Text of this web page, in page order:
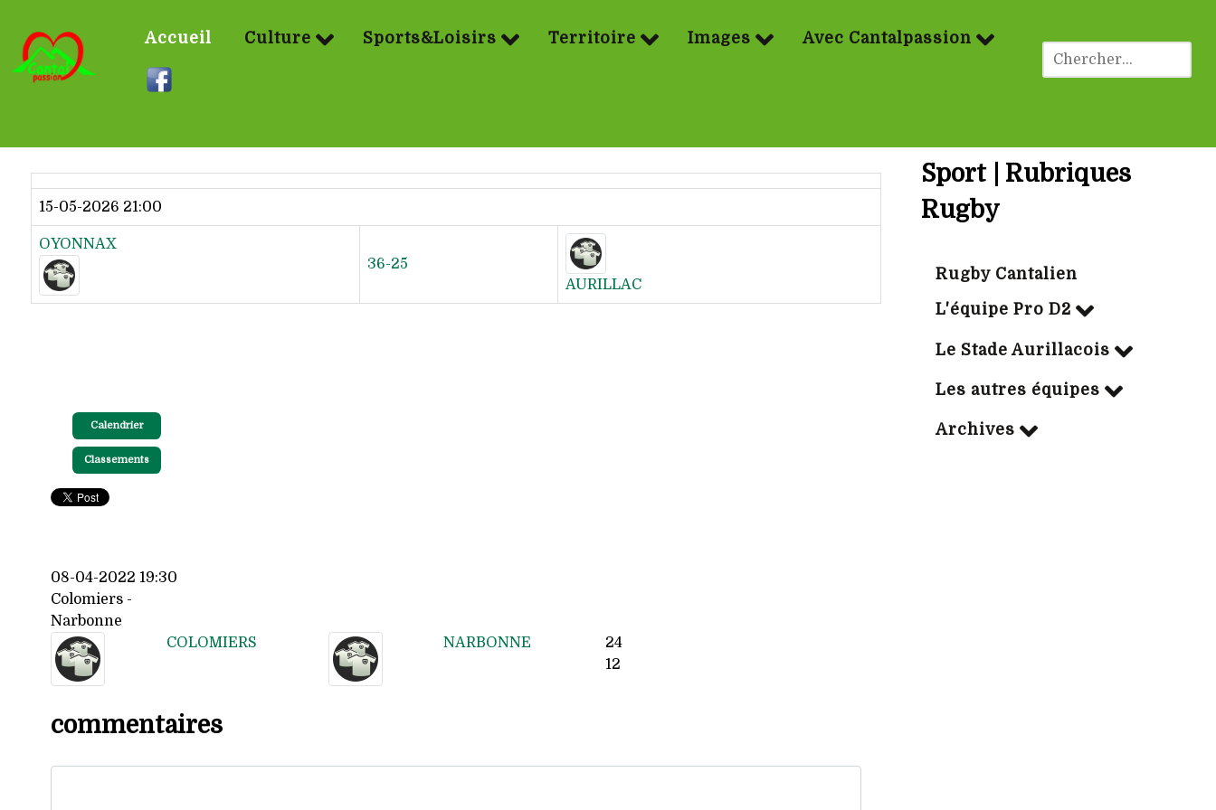
Accueil Culture Sports&Loisirs Territoire Images Avec Cantalpassion
15-05-2026 21:00
OYONNAX
36-25
AURILLAC
Calendrier
Classements
08-04-2022 19:30
Colomiers -
Narbonne
COLOMIERS
NARBONNE
24
12
commentaires
Sport | Rubriques
Rugby
Rugby Cantalien
L'équipe Pro D2
Le Stade Aurillacois
Les autres équipes
Archives